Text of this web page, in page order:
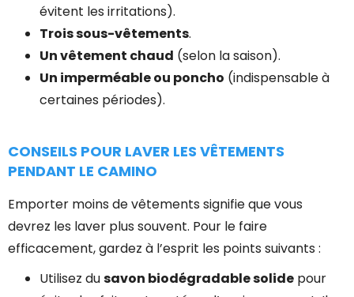
évitent les irritations).
Trois sous-vêtements.
Un vêtement chaud (selon la saison).
Un imperméable ou poncho (indispensable à
certaines périodes).
CONSEILS POUR LAVER LES VÊTEMENTS
PENDANT LE CAMINO
Emporter moins de vêtements signifie que vous
devrez les laver plus souvent. Pour le faire
efficacement, gardez à l’esprit les points suivants :
Utilisez dusavon biodégradable solide pour